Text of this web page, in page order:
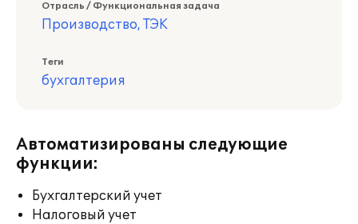
Отрасль / Функциональная задача
Производство, ТЭК
Теги
бухгалтерия
Автоматизированы следующие
функции:
Бухгалтерский учет
Налоговый учет